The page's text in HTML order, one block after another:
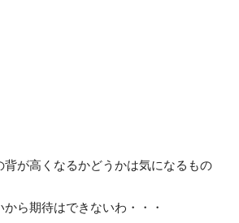
背が高くなるかどうかは気になるもの
ら期待はできないわ・・・